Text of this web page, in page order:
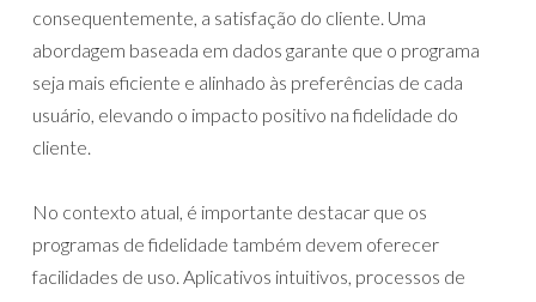
consequentemente, a satisfação do cliente. Uma
abordagem baseada em dados garante que o programa
seja mais eficiente e alinhado às preferências de cada
usuário, elevando o impacto positivo na fidelidade do
cliente.
No contexto atual, é importante destacar que os
programas de fidelidade também devem oferecer
facilidades de uso. Aplicativos intuitivos, processos de